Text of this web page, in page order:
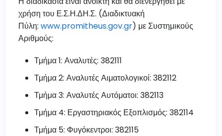
χρήση του Ε.Σ.Η.ΔΗ.Σ. (Διαδικτυακή
Πύλη: www.promitheus.gov.gr) με Συστημικούς
Αριθμούς:
Τμήμα 1: Αναλυτές: 382111
Τμήμα 2: Αναλυτές Αιματολογικοί: 382112
Τμήμα 3: Αναλυτές Αυτόματοι: 382113
Τμήμα 4: Εργαστηριακός Εξοπλισμός: 382114
Τμήμα 5: Φυγόκεντροι: 382115